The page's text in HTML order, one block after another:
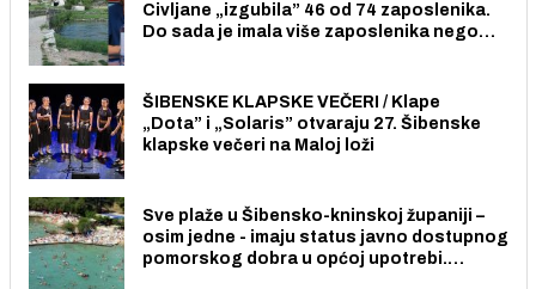
Civljane „izgubila” 46 od 74 zaposlenika.
Do sada je imala više zaposlenika nego
ŠIBENSKE KLAPSKE VEČERI / Klape
„Dota” i „Solaris” otvaraju 27. Šibenske
klapske večeri na Maloj loži
Sve plaže u Šibensko-kninskoj županiji –
osim jedne - imaju status javno dostupnog
pomorskog dobra u općoj upotrebi.